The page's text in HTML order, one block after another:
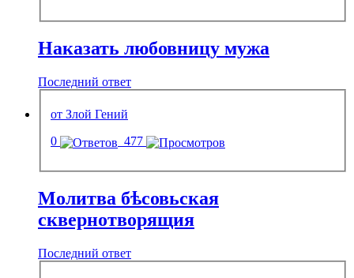
Наказать любовницу мужа
Последний ответ
от Злой Гений
0
477
Молитва бѣсовьская
сквернотворящия
Последний ответ